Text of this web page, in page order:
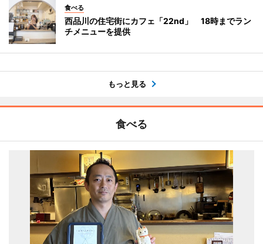
食べる
西品川の住宅街にカフェ「22nd」 18時までラン
チメニューを提供
もっと見る
食べる